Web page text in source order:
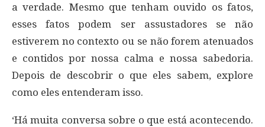
a verdade. Mesmo que tenham ouvido os fatos,
esses fatos podem ser assustadores se não
estiverem no contexto ou se não forem atenuados
e contidos por nossa calma e nossa sabedoria.
Depois de descobrir o que eles sabem, explore
como eles entenderam isso.
‘Há muita conversa sobre o que está acontecendo.